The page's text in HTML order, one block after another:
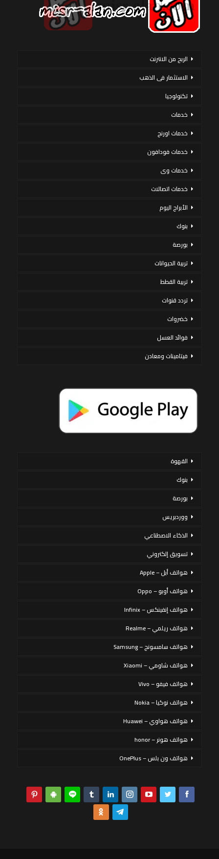
الربح من الانترنت
الاستثمار فى الذهب
تكنولوجيا
خدمات
خدمات اورنج
خدمات فودافون
خدمات وى
خدمات اتصالات
الأبراج اليوم
بنوك
بورصة
تربية الحيوانات
تربية القطط
تردد قنوات
خضروات
فوائد العسل
فيتامينات ومعادن
القهوة
بنوك
بورصة
ووردبريس
الذكاء الاصطناعي
تسويق إلكتروني
هواتف أبل – Apple
هواتف أوبو – Oppo
هواتف إنفينكس – Infinix
هواتف ريلمي – Realme
هواتف سامسونج – Samsung
هواتف شاومي – Xiaomi
هواتف فيفو – Vivo
هواتف نوكيا – Nokia
هواتف هواوي – Huawei
هواتف هونر – honor
هواتف ون بلس – OnePlus